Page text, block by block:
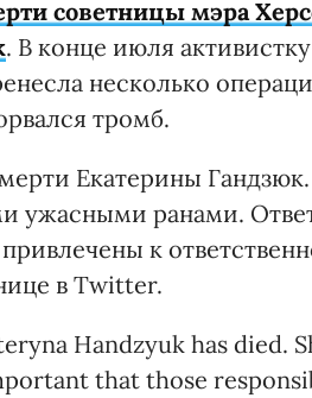
советницы мэра
. В конце июля
несколько
тромб.
Екатерины
ужасными ранами.
к
в Twitter.
Handzyuk has died.
that those